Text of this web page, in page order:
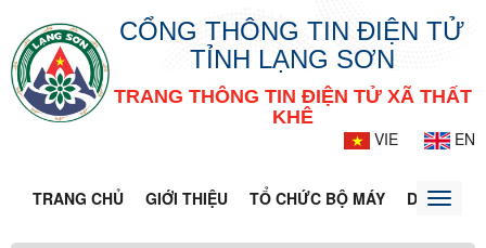
CỔNG THÔNG TIN ĐIỆN TỬ
TỈNH LẠNG SƠN
TRANG THÔNG TIN ĐIỆN TỬ XÃ THẤT
KHÊ
VIE
EN
TRANG CHỦ GIỚI THIỆU TỔ CHỨC BỘ MÁY DOANH
Toggle